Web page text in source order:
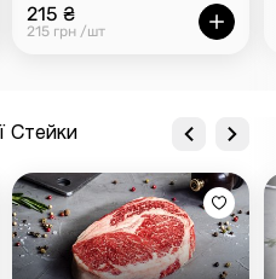
215 ₴
215 грн /шт
Стейки